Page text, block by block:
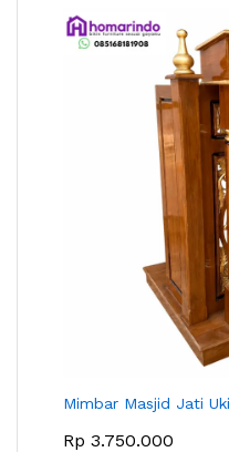
Mimbar Masjid Jati
Rp 3.750.000